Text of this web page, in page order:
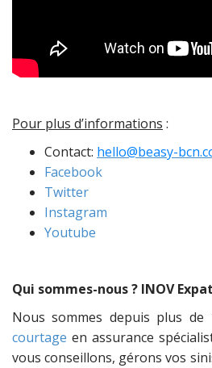
Pour plus d’informations :
Contact: hello@beasy-
Facebook
Twitter
Instagram
Youtube
Qui sommes-nous ? INOV Expat
Nous sommes depuis plus de
courtage en assurance
vous conseillons, gérons vos